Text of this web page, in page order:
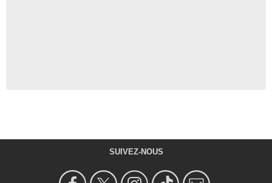
SUIVEZ-NOUS